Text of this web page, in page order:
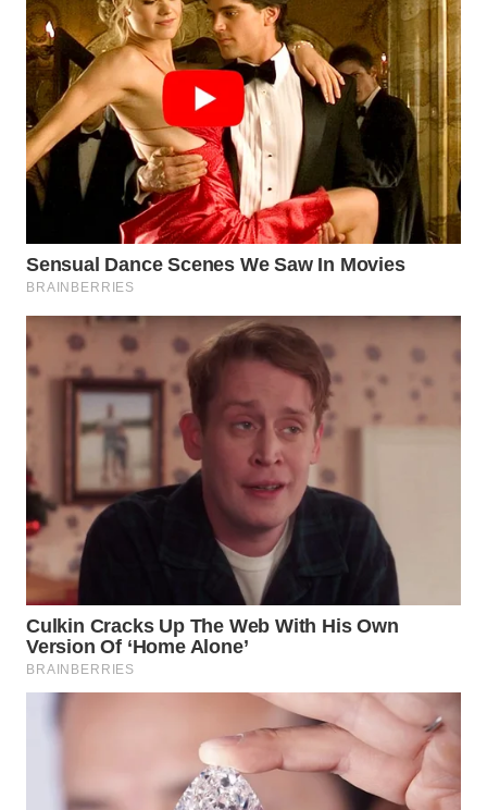
WAHANANEWS
NET
WAHANA
SPORT
WAHANA
UMKM
WAHANA
SELEB
WAHANA
PERSONA
WAHANA
OTOMOTIF
WAHANA
HEALTH
WAHANA
DESA
WISATA